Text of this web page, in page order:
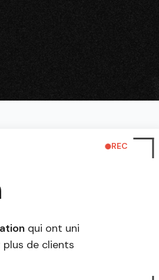
REC
qui ont uni
de clients